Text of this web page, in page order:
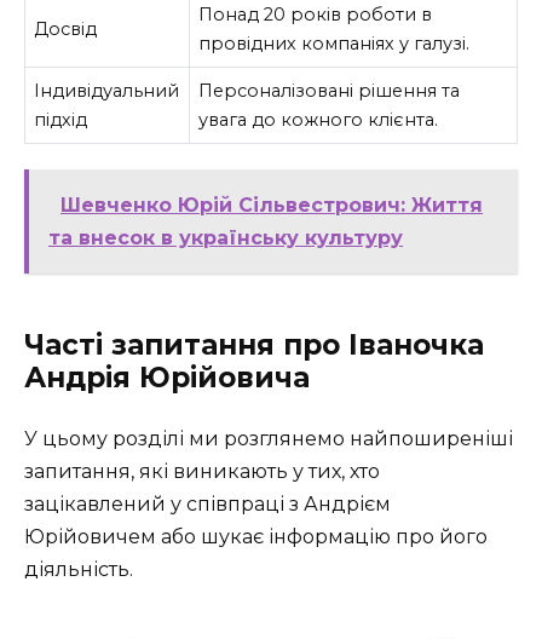
Досвід
Понад 20 років роботи в
провідних компаніях у галузі.
Індивідуальний
підхід
Персоналізовані рішення та
увага до кожного клієнта.
Шевченко Юрій Сільвестрович: Життя
та внесок в українську культуру
Часті запитання про Іваночка
Андрія Юрійовича
У цьому розділі ми розглянемо найпоширеніші
запитання, які виникають у тих, хто
зацікавлений у співпраці з Андрієм
Юрійовичем або шукає інформацію про його
діяльність.